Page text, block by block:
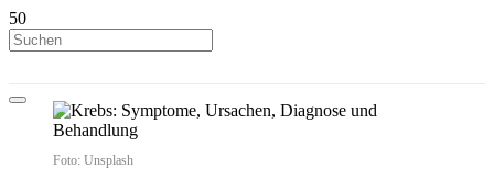
Foto: Unsplash